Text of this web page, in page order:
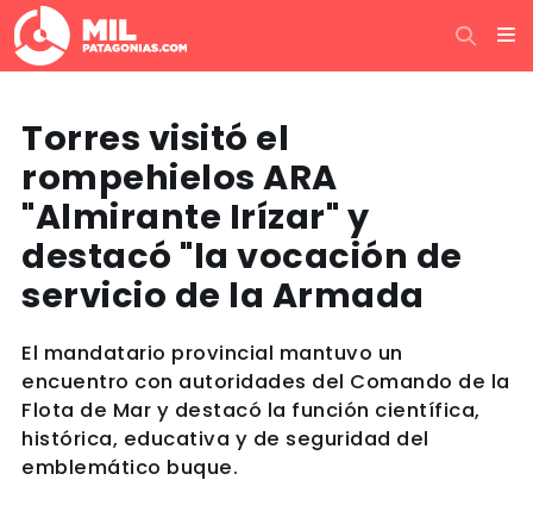
Torres visitó el
rompehielos ARA
"Almirante Irízar" y
destacó "la vocación de
servicio de la Armada
El mandatario provincial mantuvo un
encuentro con autoridades del Comando de la
Flota de Mar y destacó la función científica,
histórica, educativa y de seguridad del
emblemático buque.